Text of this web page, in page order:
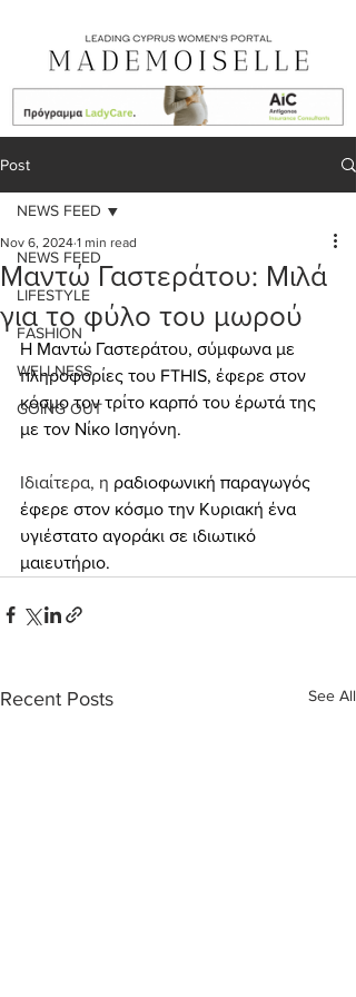
Post
NEWS FEED
LIFESTYLE
FASHION
WELLNESS
GOING OUT
NEWS FEED
Μαντώ Γαστεράτου: Μιλά
για το φύλο του μωρού
Nov 6, 2024 1 min read
Η Μαντώ Γαστεράτου, σύμφωνα με
πληροφορίες του FTHIS, έφερε στον
κόσμο τον τρίτο καρπό του έρωτά της
με τον Νίκο Ισηγόνη.
Ιδιαίτερα, η ραδιοφωνική παραγωγός
έφερε στον κόσμο την Κυριακή ένα
υγιέστατο αγοράκι σε ιδιωτικό
μαιευτήριο.
Recent Posts See All